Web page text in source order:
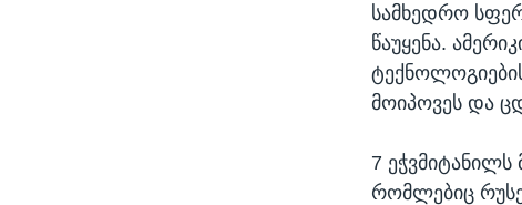
სამხედრო
წაუყენა.
მოიპოვეს და
7 ეჭვმიტანილს
რომლებიც